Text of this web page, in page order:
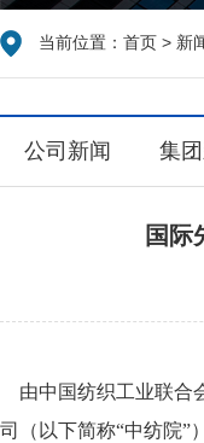
当前位置： 首页 > 新
公司新闻 集
国际
由中国纺织工业联合
司（以下简称“中纺院”